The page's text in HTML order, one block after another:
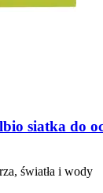
siatka do
światła i wody